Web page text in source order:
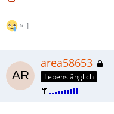
1
area58653
Lebenslänglich